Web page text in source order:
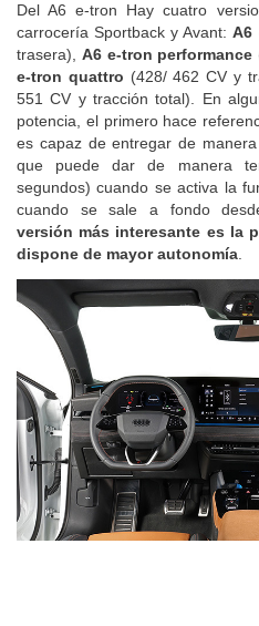
Del A6 e-tron Hay cuatro
carrocería Sportback y Avant:A6
trasera), A6 e-tron performance
e-tron quattro (428/ 462 CV y
551 CV y tracción total). En
potencia, el primero hace
es capaz de entregar de
que puede dar de manera
segundos) cuando se activa la
cuando se sale a fondo
versión más interesante es la
dispone de mayor autonomía.